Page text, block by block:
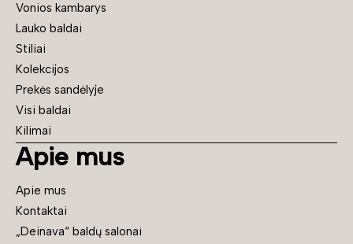
Vonios kambarys
Lauko baldai
Stiliai
Kolekcijos
Prekės sandėlyje
Visi baldai
Kilimai
Apie mus
Apie mus
Kontaktai
„Deinava“ baldų salonai